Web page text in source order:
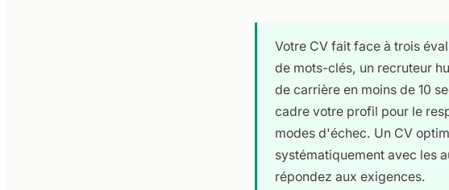
Votre CV fait face à trois
de mots-clés, un recruteur
de carrière en moins de 10
cadre votre profil pour le
modes d'échec. Un CV
systématiquement avec les
répondez aux exigences.